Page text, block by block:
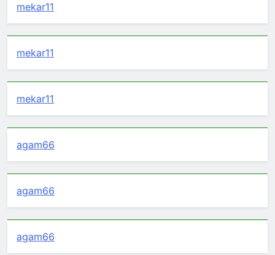
mekar11
mekar11
mekar11
agam66
agam66
agam66